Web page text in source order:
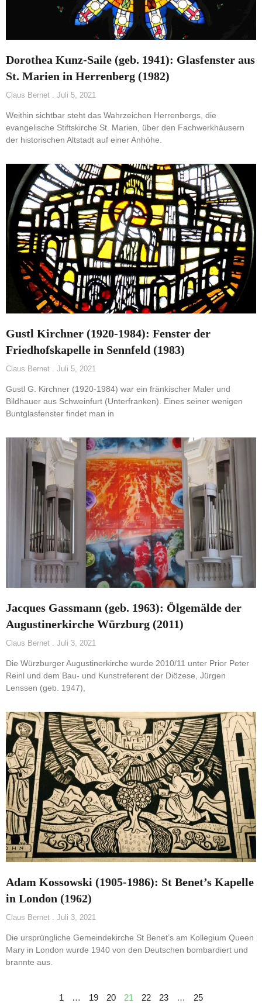
Dorothea Kunz-Saile (geb. 1941): Glasfenster aus
St. Marien in Herrenberg (1982)
Claus Bernet Juli 5, 2021
Weithin sichtbar steht das Wahrzeichen Herrenbergs, die
evangelische Stiftskirche St. Marien, über den Fachwerkhäusern
der historischen Altstadt auf einer Anhöhe.
Gustl Kirchner (1920-1984): Fenster der
Friedhofskapelle in Sennfeld (1983)
Claus Bernet Juli 5, 2021
Gustl G. Kirchner (1920-1984) war ein fränkischer Maler und
Bildhauer aus Schweinfurt (Unterfranken). Eines seiner wenigen
Buntglasfenster findet man in
Jacques Gassmann (geb. 1963): Ölgemälde der
Augustinerkirche Würzburg (2011)
Claus Bernet Juli 3, 2021
Die Würzburger Augustinerkirche wurde 2010/11 unter Prior Peter
Reinl und dem Bau- und Kunstreferent der Diözese, Jürgen
Lenssen (geb. 1947),
Adam Kossowski (1905-1986): St Benet’s Kapelle
in London (1962)
Claus Bernet Juli 3, 2021
Die ursprüngliche Gemeindekirche St Benet’s am Kollegium Queen
Mary in London wurde 1940 von den Deutschen bombardiert und
brannte aus.
1 … 19 20 21 22 23 … 25